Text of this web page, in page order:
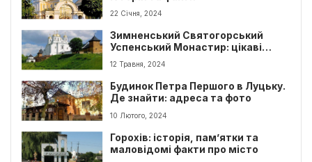
22 Січня, 2024
Зимненський Святогорський
Успенський Монастир: цікаві
факти
12 Травня, 2024
Будинок Петра Першого в Луцьку.
Де знайти: адреса та фото
10 Лютого, 2024
Горохів: історія, пам’ятки та
маловідомі факти про місто